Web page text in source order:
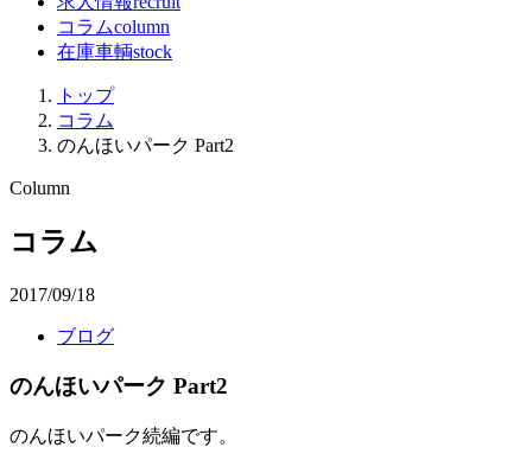
コラムcolumn
在庫車輌stock
トップ
コラム
のんほいパーク Part2
Column
コラム
2017/09/18
ブログ
のんほいパーク Part2
のんほいパーク続編です。